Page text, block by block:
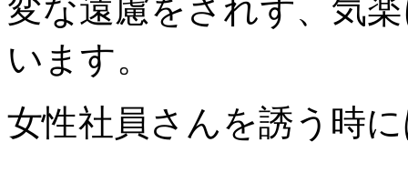
変な遠慮をされず、気
います。
女性社員さんを誘う時